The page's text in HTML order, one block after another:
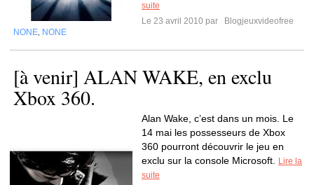
suite
Le 23 avril 2010 par
Blogjeuxvideofree
NONE NONE
[à venir] ALAN WAKE, en exclu
Xbox 360.
Alan Wake, c’est dans un mois. Le
14 mai les possesseurs de Xbox
360 pourront découvrir le jeu en
exclu sur la console Microsoft.
Lire la
suite